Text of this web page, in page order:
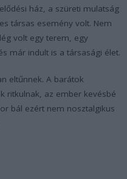
ház, a szüreti mulatság
társas esemény volt. Nem
volt egy terem, egy
már indult is a társasági élet.
eltűnnek. A barátok
ritkulnak, az ember kevésbé
bál ezért nem nosztalgikus